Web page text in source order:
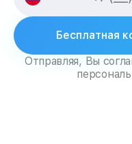
Бесплатная
Отправляя, Вы